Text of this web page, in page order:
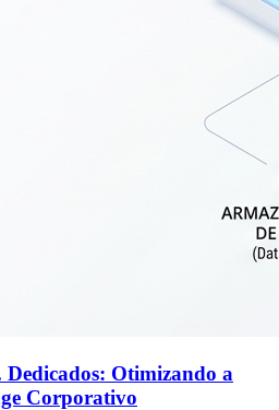
Dedicados: Otimizando a
Corporativo